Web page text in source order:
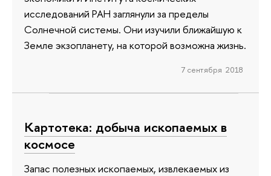
исследований РАН заглянули за пределы
Солнечной системы. Они изучили ближайшую к
Земле экзопланету, на которой возможна жизнь.
7 сентября 2018
Картотека: добыча ископаемых в
космосе
Запас полезных ископаемых, извлекаемых из